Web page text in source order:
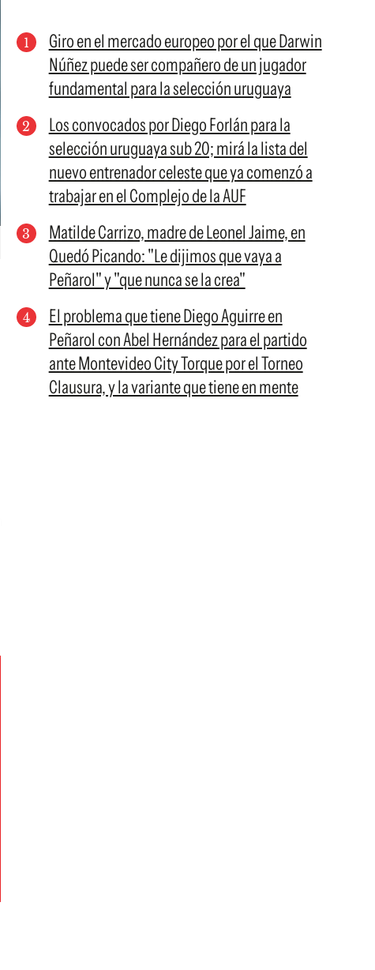
Giro en el mercado europeo por el que Darwin
Núñez puede ser compañero de un jugador
fundamental para la selección uruguaya
Los convocados por Diego Forlán para la
selección uruguaya sub 20; mirá la lista del
nuevo entrenador celeste que ya comenzó a
trabajar en el Complejo de la AUF
Matilde Carrizo, madre de Leonel Jaime, en
Quedó Picando: "Le dijimos que vaya a
Peñarol" y "que nunca se la crea"
El problema que tiene Diego Aguirre en
Peñarol con Abel Hernández para el partido
ante Montevideo City Torque por el Torneo
Clausura, y la variante que tiene en mente